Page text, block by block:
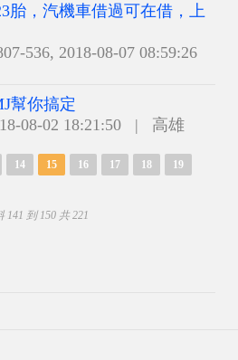
胎，汽機車借過可在借，上
536, 2018-08-07 08:59:26
幫你搞定
08-02 18:21:50 | 高雄
14 15 16 17 18 19
141 到 150 共 221